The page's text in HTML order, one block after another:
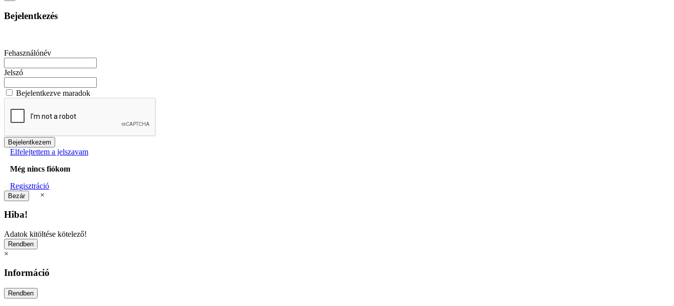
Bejelentkezés
Fehasználónév
Jelszó
Bejelentkezve maradok
Elfelejtettem a jelszavam
Még nincs fiókom
Regisztráció
×
Hiba!
Adatok kitöltése kötelező!
×
Információ